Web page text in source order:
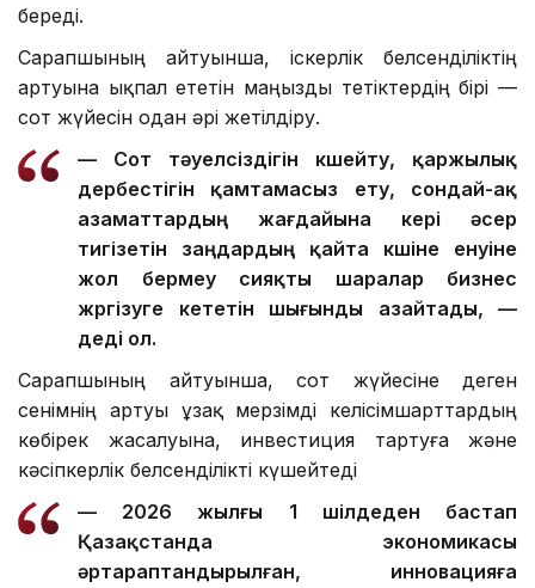
береді.
Сарапшының айтуынша, іскерлік белсенділіктің
артуына ықпал ететін маңызды тетіктердің бірі —
сот жүйесін одан әрі жетілдіру.
— Сот тәуелсіздігін күшейту, қаржылық
дербестігін қамтамасыз ету, сондай-ақ
азаматтардың жағдайына кері әсер
тигізетін заңдардың қайта күшіне енуіне
жол бермеу сияқты шаралар бизнес
жүргізуге кететін шығынды азайтады, —
деді ол.
Сарапшының айтуынша, сот жүйесіне деген
сенімнің артуы ұзақ мерзімді келісімшарттардың
көбірек жасалуына, инвестиция тартуға және
кәсіпкерлік белсенділікті күшейтеді
— 2026 жылғы 1 шілдеден бастап
Қазақстанда экономикасы
әртараптандырылған, инновацияға